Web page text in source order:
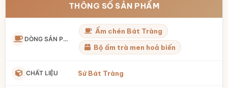
THÔNG SỐ SẢN PHẨM
DÒNG SẢN PHẨM
Ấm chén Bát Tràng
Bộ ấm trà men hoả biến
CHẤT LIỆU Sứ Bát Tràng